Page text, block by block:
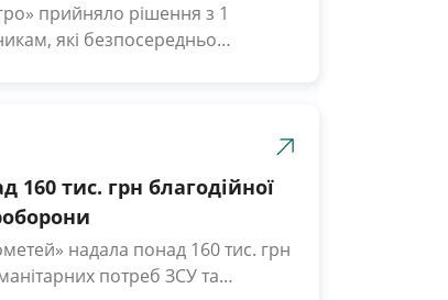
прийняло рішення з 1
які безпосередньо
працівників. Враховуючи
оплату праці у
дякую всім працівникам «ТАС
любов до нашої рідної землі»,
в.о. генерального
тис. грн благодійної
надала понад 160 тис. грн
потреб ЗСУ та